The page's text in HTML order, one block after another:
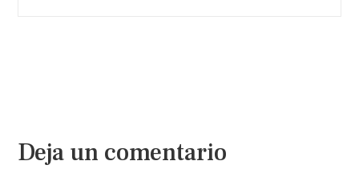
Deja un comentario